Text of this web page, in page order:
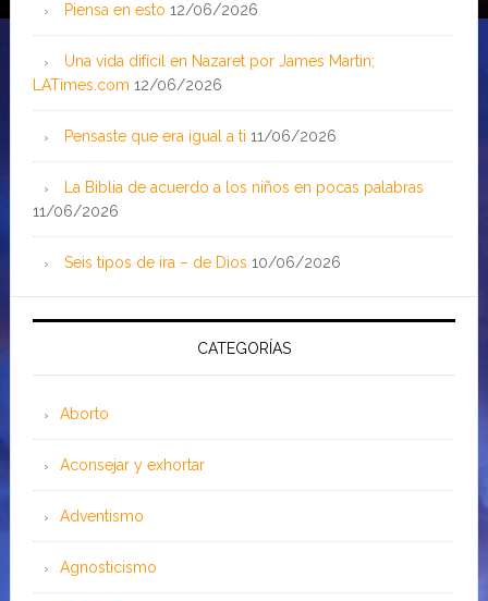
Piensa en esto 12/06/2026
Una vida difícil en Nazaret por James Martin;
LATimes.com 12/06/2026
Pensaste que era igual a ti 11/06/2026
La Biblia de acuerdo a los niños en pocas palabras
11/06/2026
Seis tipos de ira – de Dios 10/06/2026
CATEGORÍAS
Aborto
Aconsejar y exhortar
Adventismo
Agnosticismo